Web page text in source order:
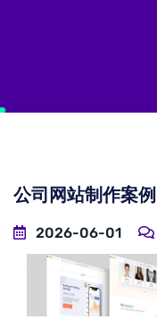
公司网站制作案例
2026-06-01